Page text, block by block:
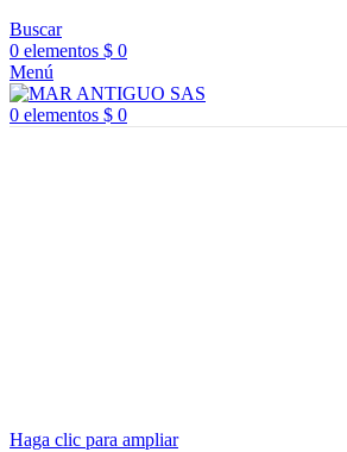
Buscar
0 elementos $ 0
Menú
0 elementos $ 0
Haga clic para ampliar